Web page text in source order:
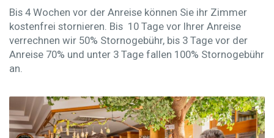
Bis 4 Wochen vor der Anreise können Sie ihr Zimmer
kostenfrei stornieren. Bis 10 Tage vor Ihrer Anreise
verrechnen wir 50% Stornogebühr, bis 3 Tage vor der
Anreise 70% und unter 3 Tage fallen 100% Stornogebühr
an.